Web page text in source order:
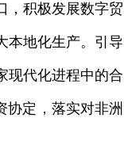
，积极发展数字贸
本地化生产。引导
现代化进程中的合
协定，落实对非洲